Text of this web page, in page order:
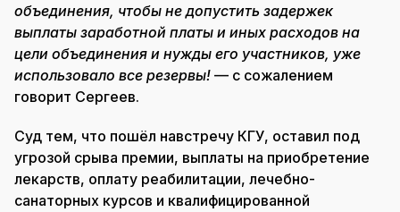
объединения, чтобы не допустить задержек
выплаты заработной платы и иных расходов на
цели объединения и нужды его участников, уже
использовало все резервы! — с сожалением
говорит Сергеев.
Суд тем, что пошёл навстречу КГУ, оставил под
угрозой срыва премии, выплаты на приобретение
лекарств, оплату реабилитации, лечебно-
санаторных курсов и квалифицированной